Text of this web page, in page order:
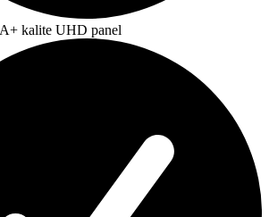
kalite UHD panel